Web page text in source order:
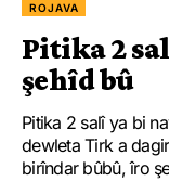
ROJAVA
Pitika 2
şehîd bû
Pitika 2 salî ya bi
dewleta Tirk a
birîndar bûbû, îro